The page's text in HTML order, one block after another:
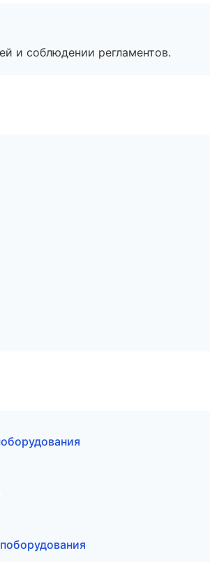
и соблюдении регламентов.